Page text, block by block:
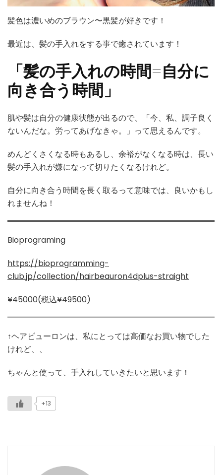
髪色は濃いめのブラウン〜黒髪が好きです！
最近は、髪の手入れをする事で癒されています！
「髪の手入れの時間=自分に
向き合う時間」
肌や髪は自分の健康状態が出るので、「今、私、調子良く
ないんだな。労ってあげなきゃ。」って思えるんです。
めんどくさくなる時もあるし、余裕がなくなる時は、長い
髪の手入れが嫌になって切りたくなるけれど。
自分に向き合う時間を長く取るって意味では、良いかもし
れませんね！
Bioprograming
https://bioprogramming-
club.jp/collection/hairbeauron4dplus-straight
¥45000(税込¥49500)
↑ヘアビューロンは、私にとっては高価なお買い物でした
けれど、、
ちゃんと使って、手入れしていきたいと思います！
+13